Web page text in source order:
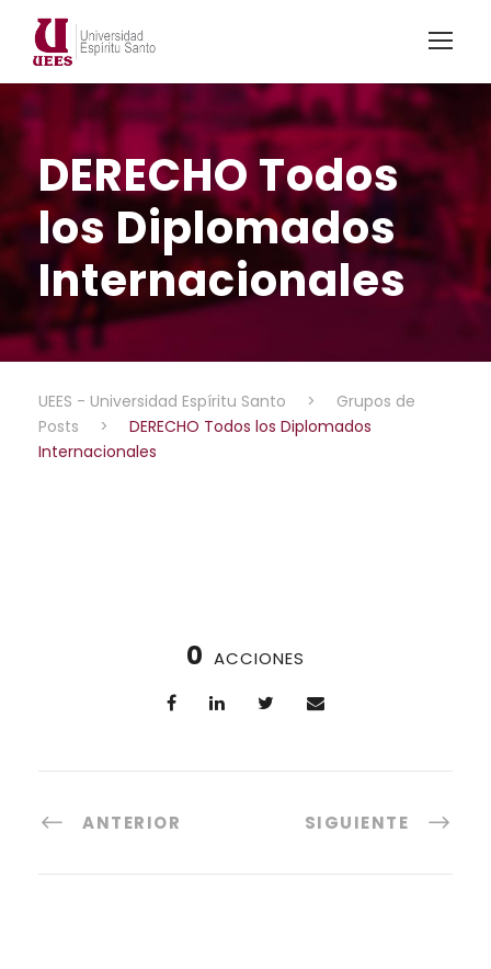
DERECHO Todos
los Diplomados
Internacionales
UEES - Universidad Espíritu Santo >
Grupos de
Posts
>
DERECHO Todos los Diplomados
Internacionales
0 ACCIONES
ANTERIOR SIGUIENTE